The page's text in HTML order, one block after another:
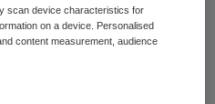
Partij (SGP).
scan device characteristics for
on a device. Personalised
content measurement, audience